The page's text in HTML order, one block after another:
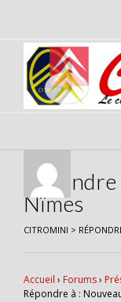
content
Nîmes
CITROMINI >
Accueil › Forums›
Répondre à :